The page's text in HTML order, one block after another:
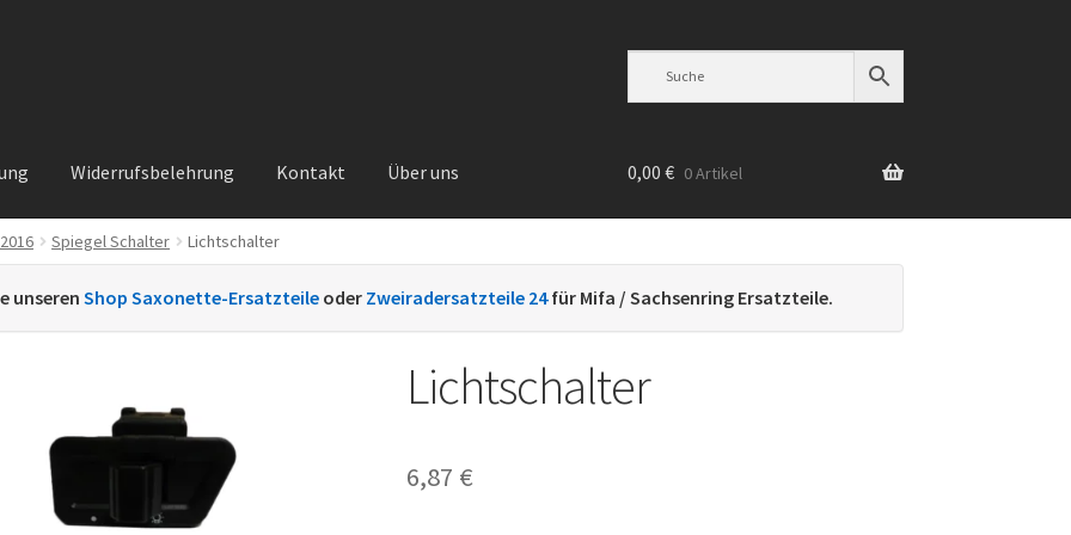
Widerrufsbelehrung Kontakt Über uns
KontaktSachs ErsatzteileSachsteile
0,00 € 0 Artikel
Spiegel Schalter Lichtschalter
unseren Shop Saxonette-Ersatzteile oder Zweiradersatzteile 24für Mifa / Sachsenring Ersatzteile.
Lichtschalter
6,87 €